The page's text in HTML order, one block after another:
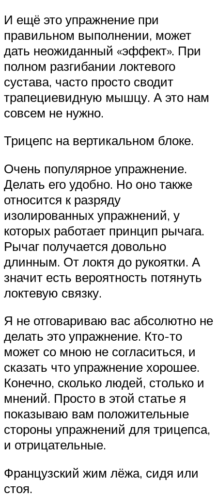
И ещё это упражнение при
правильном выполнении, может
дать неожиданный «эффект». При
полном разгибании локтевого
сустава, часто просто сводит
трапециевидную мышцу. А это нам
совсем не нужно.
Трицепс на вертикальном блоке.
Очень популярное упражнение.
Делать его удобно. Но оно также
относится к разряду
изолированных упражнений, у
которых работает принцип рычага.
Рычаг получается довольно
длинным. От локтя до рукоятки. А
значит есть вероятность потянуть
локтевую связку.
Я не отговариваю вас абсолютно не
делать это упражнение. Кто-то
может со мною не согласиться, и
сказать что упражнение хорошее.
Конечно, сколько людей, столько и
мнений. Просто в этой статье я
показываю вам положительные
стороны упражнений для трицепса,
и отрицательные.
Французский жим лёжа, сидя или
стоя.